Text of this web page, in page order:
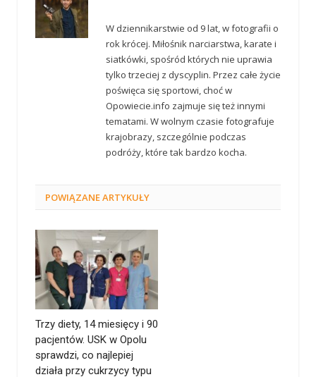
W dziennikarstwie od 9 lat, w fotografii o
rok krócej. Miłośnik narciarstwa, karate i
siatkówki, spośród których nie uprawia
tylko trzeciej z dyscyplin. Przez całe życie
poświęca się sportowi, choć w
Opowiecie.info zajmuje się też innymi
tematami. W wolnym czasie fotografuje
krajobrazy, szczególnie podczas
podróży, które tak bardzo kocha.
POWIĄZANEARTYKUŁY
Trzy diety, 14 miesięcy i 90
pacjentów. USK w Opolu
sprawdzi, co najlepiej
działa przy cukrzycy typu